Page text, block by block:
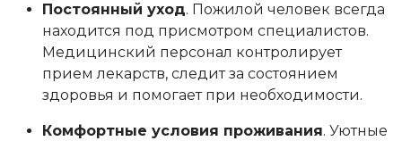
Постоянный уход. Пожилой человек всегда
находится под присмотром специалистов.
Медицинский персонал контролирует
прием лекарств, следит за состоянием
здоровья и помогает при необходимости.
Комфортные условия проживания. Уютные